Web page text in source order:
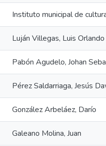
Instituto municipal de
Luján Villegas, Luis Orlando
Pabón Agudelo, Johan
Pérez Saldarriaga, Jesús
González Arbeláez, Darío
Galeano Molina, Juan